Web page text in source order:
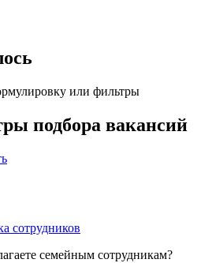
или фильтры
подбора вакансий
сотрудников
семейным сотрудникам?